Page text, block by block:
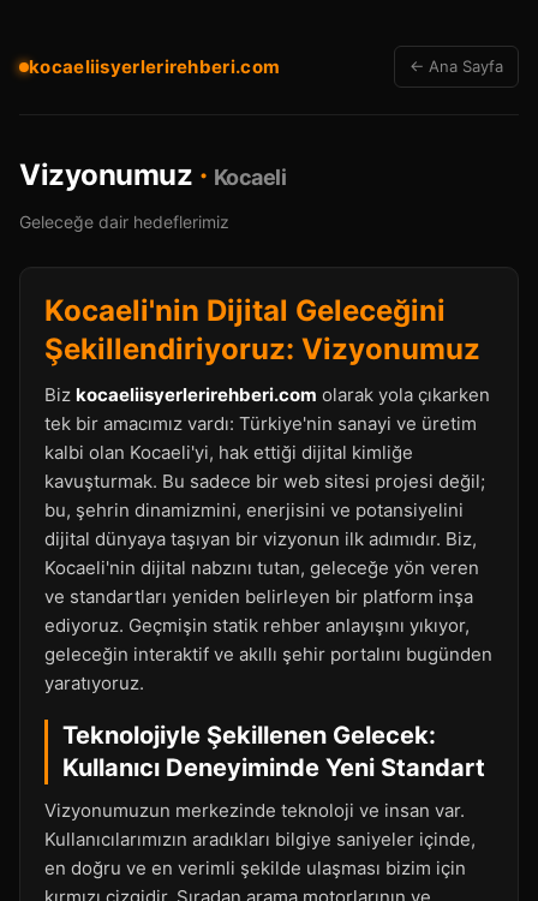
kocaeliisyerlerirehberi.com ← Ana Sayfa
Vizyonumuz · Kocaeli
Geleceğe dair hedeflerimiz
Kocaeli'nin Dijital Geleceğini
Şekillendiriyoruz: Vizyonumuz
Biz kocaeliisyerlerirehberi.com olarak yola çıkarken
tek bir amacımız vardı: Türkiye'nin sanayi ve üretim
kalbi olan Kocaeli'yi, hak ettiği dijital kimliğe
kavuşturmak. Bu sadece bir web sitesi projesi değil;
bu, şehrin dinamizmini, enerjisini ve potansiyelini
dijital dünyaya taşıyan bir vizyonun ilk adımıdır. Biz,
Kocaeli'nin dijital nabzını tutan, geleceğe yön veren
ve standartları yeniden belirleyen bir platform inşa
ediyoruz. Geçmişin statik rehber anlayışını yıkıyor,
geleceğin interaktif ve akıllı şehir portalını bugünden
yaratıyoruz.
Teknolojiyle Şekillenen Gelecek:
Kullanıcı Deneyiminde Yeni Standart
Vizyonumuzun merkezinde teknoloji ve insan var.
Kullanıcılarımızın aradıkları bilgiye saniyeler içinde,
en doğru ve en verimli şekilde ulaşması bizim için